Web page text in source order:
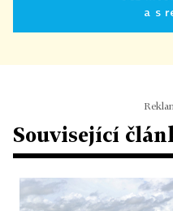
a s
Související